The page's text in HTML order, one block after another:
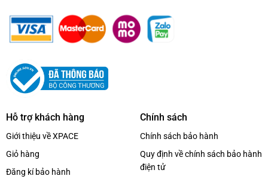
Hỗ trợ khách hàng
Giới thiệu về XPACE
Giỏ hàng
Đăng kí bảo hành
Chính sách
Chính sách bảo hành
Quy định về chính sách bảo hành
điện tử